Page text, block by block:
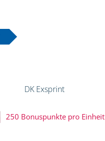
250 Bonuspunkte pro Einheit